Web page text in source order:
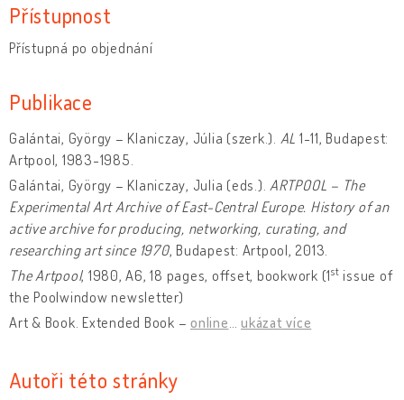
Přístupnost
Přístupná po objednání
Publikace
Galántai, György – Klaniczay, Júlia (szerk.). AL 1-11, Budapest:
Artpool, 1983-1985.
Galántai, György – Klaniczay, Julia (eds.). ARTPOOL – The
Experimental Art Archive of East-Central Europe. History of an
active archive for producing, networking, curating, and
researching art since 1970, Budapest: Artpool, 2013.
The Artpool, 1980, A6, 18 pages, offset, bookwork (1st issue of
the Poolwindow newsletter)
Art & Book. Extended Book – online ukázat více
Autoři této stránky